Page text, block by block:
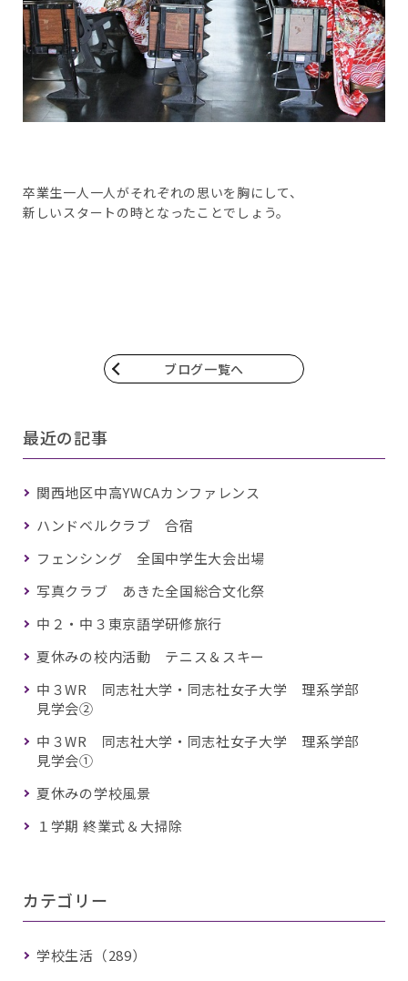
卒業生一人一人がそれぞれの思いを胸にして、
新しいスタートの時となったことでしょう。
ブログ一覧へ
最近の記事
関西地区中高YWCAカンファレンス
ハンドベルクラブ 合宿
フェンシング 全国中学生大会出場
写真クラブ あきた全国総合文化祭
中２・中３東京語学研修旅行
夏休みの校内活動 テニス＆スキー
中３WR 同志社大学・同志社女子大学 理系学部
見学会②
中３WR 同志社大学・同志社女子大学 理系学部
見学会①
夏休みの学校風景
１学期 終業式＆大掃除
カテゴリー
学校生活（289）